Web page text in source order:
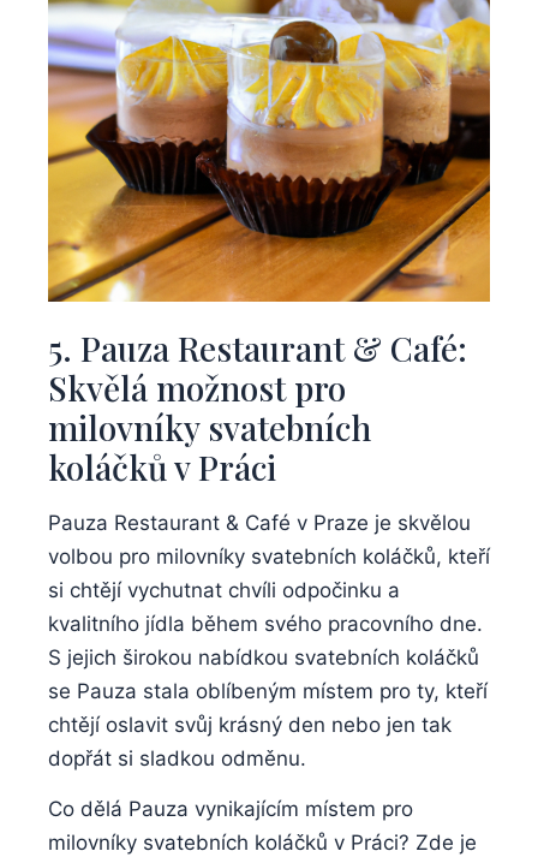
5. Pauza Restaurant & Café:
Skvělá možnost pro
milovníky svatebních
koláčků v Práci
Pauza Restaurant & Café v Praze je skvělou
volbou pro milovníky svatebních koláčků, kteří
si chtějí vychutnat chvíli odpočinku a
kvalitního jídla během svého pracovního dne.
S jejich širokou nabídkou svatebních koláčků
se Pauza stala oblíbeným místem pro ty, kteří
chtějí oslavit svůj krásný den nebo jen tak
dopřát si sladkou odměnu.
Co dělá Pauza vynikajícím místem pro
milovníky svatebních koláčků v Práci? Zde je